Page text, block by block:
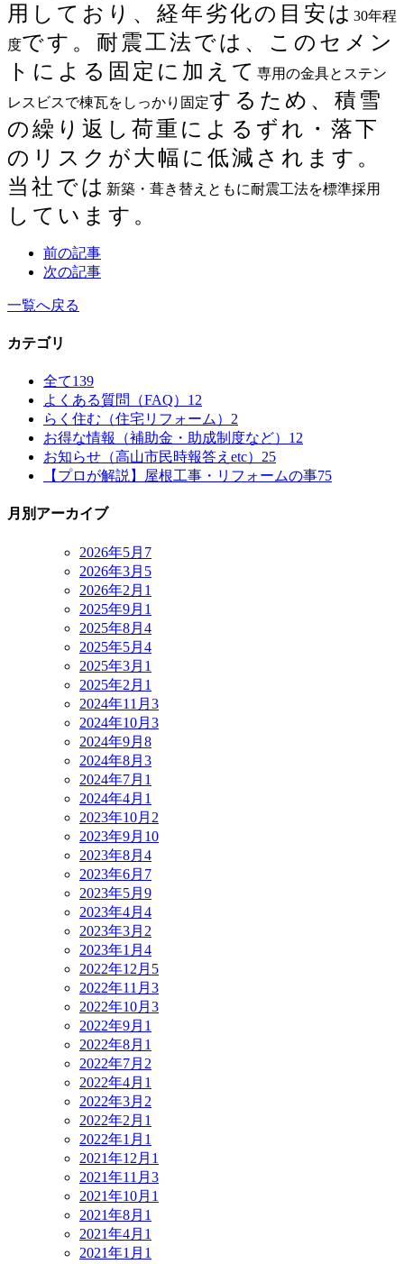
用しており、経年劣化の目安は 30年程
度です。耐震工法では、このセメン
トによる固定に加えて 専用の金具とステン
レスビスで棟瓦をしっかり固定するため、積雪
の繰り返し荷重によるずれ・落下
のリスクが大幅に低減されます。
当社では 新築・葺き替えともに耐震工法を標準採用
しています。
前の記事
次の記事
一覧へ戻る
カテゴリ
全て139
よくある質問（FAQ） 12
らく住む（住宅リフォーム） 2
お得な情報（補助金・助成制度など） 12
お知らせ（高山市民時報答えetc） 25
【プロが解説】屋根工事・リフォームの事75
月別アーカイブ
2026年5月 7
2026年3月 5
2026年2月 1
2025年9月 1
2025年8月 4
2025年5月 4
2025年3月 1
2025年2月 1
2024年11月 3
2024年10月 3
2024年9月 8
2024年8月 3
2024年7月 1
2024年4月 1
2023年10月 2
2023年9月 10
2023年8月 4
2023年6月 7
2023年5月 9
2023年4月 4
2023年3月 2
2023年1月 4
2022年12月 5
2022年11月 3
2022年10月 3
2022年9月 1
2022年8月 1
2022年7月 2
2022年4月 1
2022年3月 2
2022年2月 1
2022年1月 1
2021年12月 1
2021年11月 3
2021年10月 1
2021年8月 1
2021年4月 1
2021年1月 1